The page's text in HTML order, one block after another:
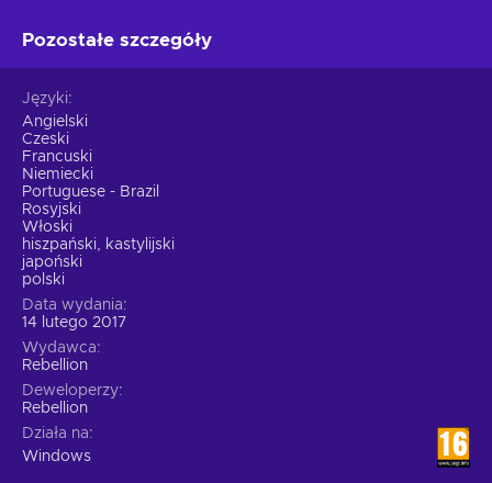
Pozostałe szczegóły
Języki
Angielski
Czeski
Francuski
Niemiecki
Portuguese - Brazil
Rosyjski
Włoski
hiszpański, kastylijski
japoński
polski
Data wydania
14 lutego 2017
Wydawca
Rebellion
Deweloperzy
Rebellion
Działa na
Windows